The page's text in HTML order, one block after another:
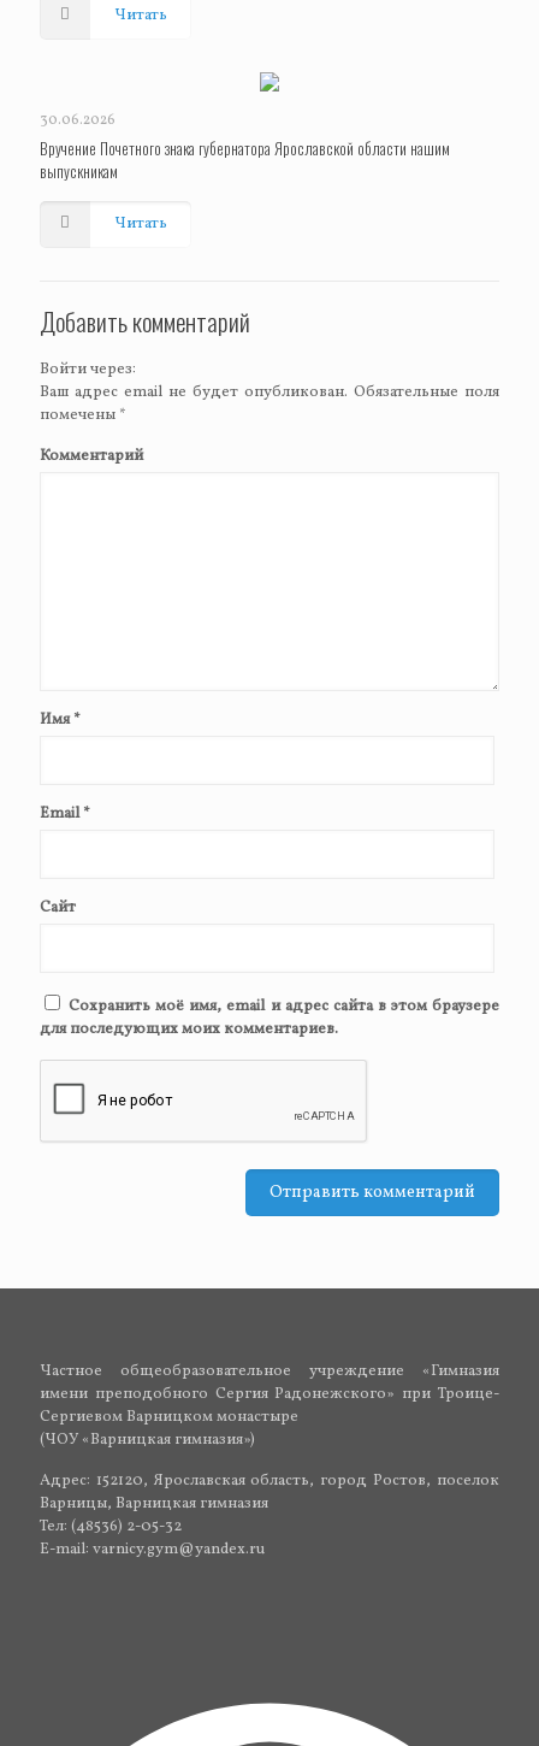
Читать
30.06.2026
Вручение Почетного знака губернатора Ярославской области нашим
выпускникам
Читать
Добавить комментарий
Войти через:
Ваш адрес email не будет опубликован. Обязательные поля
помечены *
Комментарий
Имя*
Email*
Сайт
Сохранить моё имя, email и адрес сайта в этом браузере
для последующих моих комментариев.
Частное общеобразовательное учреждение «Гимназия
имени преподобного Сергия Радонежского» при Троице-
Сергиевом Варницком монастыре
(ЧОУ «Варницкая гимназия»)
Адрес: 152120, Ярославская область, город Ростов, поселок
Варницы, Варницкая гимназия
Тел: (48536) 2-05-32
E-mail: varnicy.gym@yandex.ru